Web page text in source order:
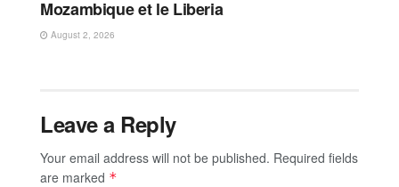
Mozambique et le Liberia
August 2, 2026
Leave a Reply
Your email address will not be published. Required fields
are marked *